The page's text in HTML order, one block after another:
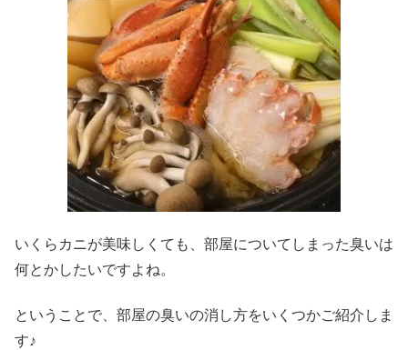
いくらカニが美味しくても、部屋についてしまった臭いは
何とかしたいですよね。
ということで、部屋の臭いの消し方をいくつかご紹介しま
す♪